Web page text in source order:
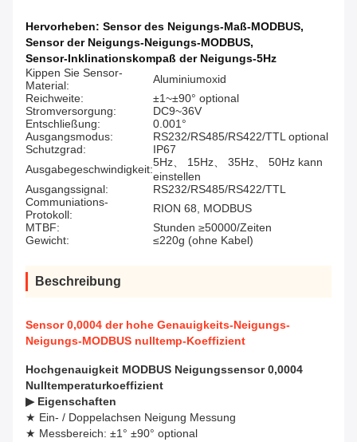
Hervorheben: Sensor des Neigungs-Maß-MODBUS,
Sensor der Neigungs-Neigungs-MODBUS,
Sensor-Inklinationskompaß der Neigungs-5Hz
Kippen Sie Sensor-
Material:
Aluminiumoxid
Reichweite:
±1~±90° optional
Stromversorgung:
DC9~36V
Entschließung:
0.001°
Ausgangsmodus:
RS232/RS485/RS422/TTL optional
Schutzgrad:
IP67
Ausgabegeschwindigkeit:
5Hz、 15Hz、 35Hz、 50Hz kann
einstellen
Ausgangssignal:
RS232/RS485/RS422/TTL
Communiations-
Protokoll:
RION 68, MODBUS
MTBF:
Stunden ≥50000/Zeiten
Gewicht:
≤220g (ohne Kabel)
Beschreibung
Sensor 0,0004 der hohe Genauigkeits-Neigungs-
Neigungs-MODBUS nulltemp-Koeffizient
Hochgenauigkeit MODBUS Neigungssensor 0,0004
Nulltemperaturkoeffizient
▶ Eigenschaften
★ Ein- / Doppelachsen Neigung Messung
★ Messbereich: ±1° ±90° optional